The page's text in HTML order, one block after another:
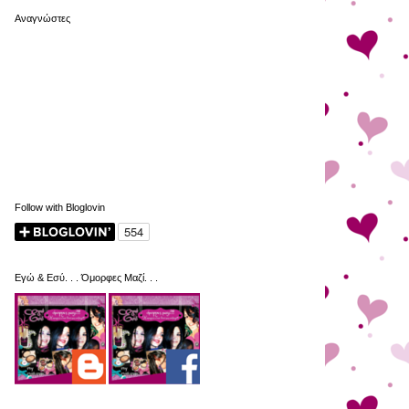
Αναγνώστες
Follow with Bloglovin
Εγώ & Εσύ. . . Όμορφες Μαζί. . .